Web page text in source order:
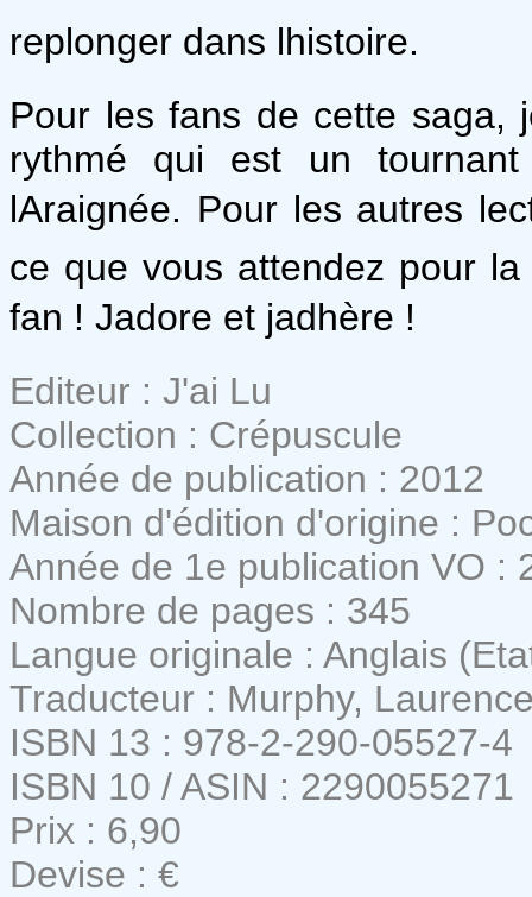
replonger dans lhistoire.
Pour les fans de cette saga,
rythmé qui est un
lAraignée. Pour les autres
ce que vous attendez pour
fan ! Jadore et jadhère !
Editeur : J'ai Lu
Collection : Crépuscule
Année de publication : 2012
Maison d'édition d'origine :
Année de 1e publication VO :
Nombre de pages : 345
Langue originale : Anglais
Traducteur : Murphy,
ISBN 13 : 978-2-290-05527-4
ISBN 10 / ASIN : 2290055271
Prix : 6,90
Devise : €